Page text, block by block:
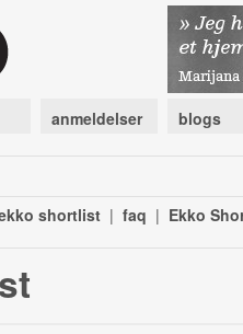
anmeldelser blogs
shortlist | faq | Ekko